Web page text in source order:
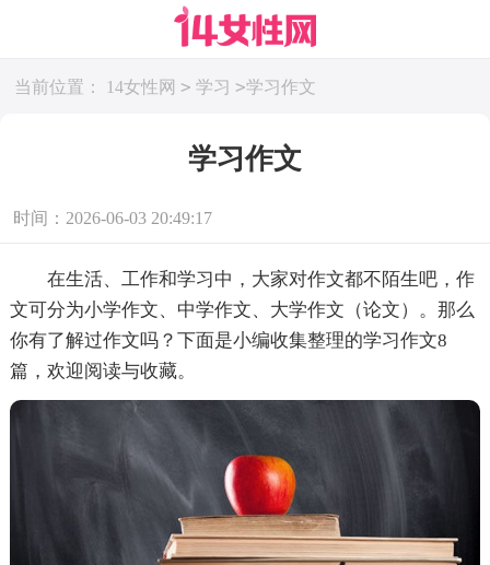
当前位置： 14女性网 > 学习 >学习作文
学习作文
时间：2026-06-03 20:49:17
在生活、工作和学习中，大家对作文都不陌生吧，作
文可分为小学作文、中学作文、大学作文（论文）。那么
你有了解过作文吗？下面是小编收集整理的学习作文8
篇，欢迎阅读与收藏。